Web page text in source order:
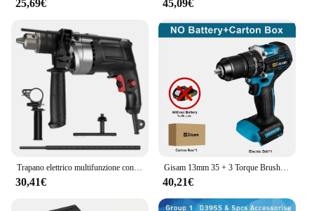
production or seeking to add a new dimension to
your craft, this trapano 220v per tornio is the
perfect solution. Its high-speed operation and
precision make it an indispensable tool for anyone
looking to elevate their wood turning game.
25,69€ 45,09€
Trapano elettrico multifunzione con spina europea potente trapano a percussione martello elettrico utensili elettrici a velocità infinitamente variabile
30,41€
Gisam 13mm 35 + 3 Torque Brushless trapano elettrico a percussione trapano a batteria cacciavite elettrico utensili elettrici per batteria Makita 18V
40,21€